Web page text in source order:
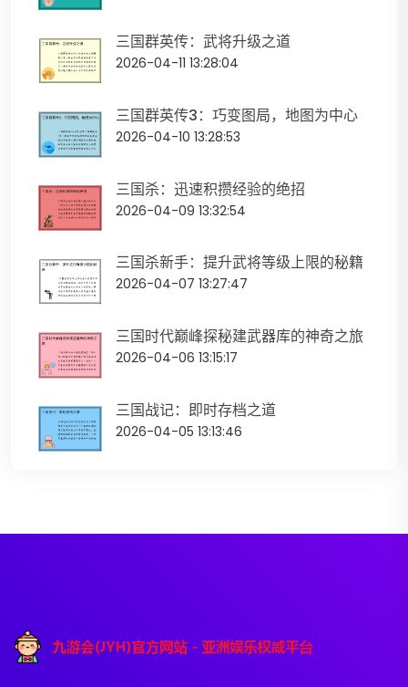
三国群英传：武将升级之道
2026-04-11 13:28:04
三国群英传3：巧变图局，地图为中心
2026-04-10 13:28:53
三国杀：迅速积攒经验的绝招
2026-04-09 13:32:54
三国杀新手：提升武将等级上限的秘籍
2026-04-07 13:27:47
三国时代巅峰探秘建武器库的神奇之旅
2026-04-06 13:15:17
三国战记：即时存档之道
2026-04-05 13:13:46